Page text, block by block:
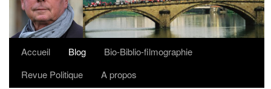
Aller
Accueil Blog
Bio-Biblio-filmographie
Revue Politique
A propos